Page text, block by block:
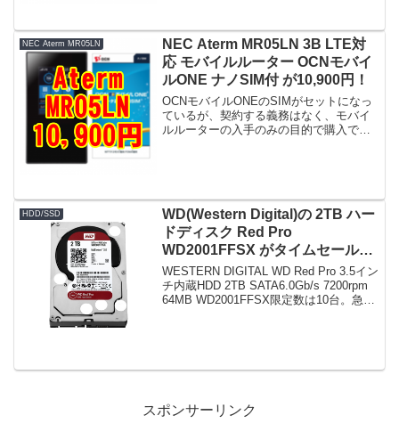
NEC Aterm MR05LN
NEC Aterm MR05LN 3B LTE対
応 モバイルルーター OCNモバイ
ルONE ナノSIM付 が10,900円！
OCNモバイルONEのSIMがセットになっ
ているが、契約する義務はなく、モバイ
ルルーターの入手のみの目的で購入でき
HDD/SSD
WD(Western Digital)の 2TB ハー
ドディスク Red Pro
WD2001FFSX がタイムセールで
16,940円！
WESTERN DIGITAL WD Red Pro 3.5イン
チ内蔵HDD 2TB SATA6.0Gb/s 7200rpm
64MB WD2001FFSX限定数は10台。急グ
スポンサーリンク